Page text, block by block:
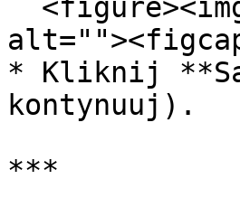
* Kliknij
kontynuuj).
***